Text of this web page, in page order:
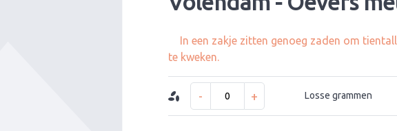
In een zakje zitten genoeg zaden om
te kweken.
- + Losse grammen